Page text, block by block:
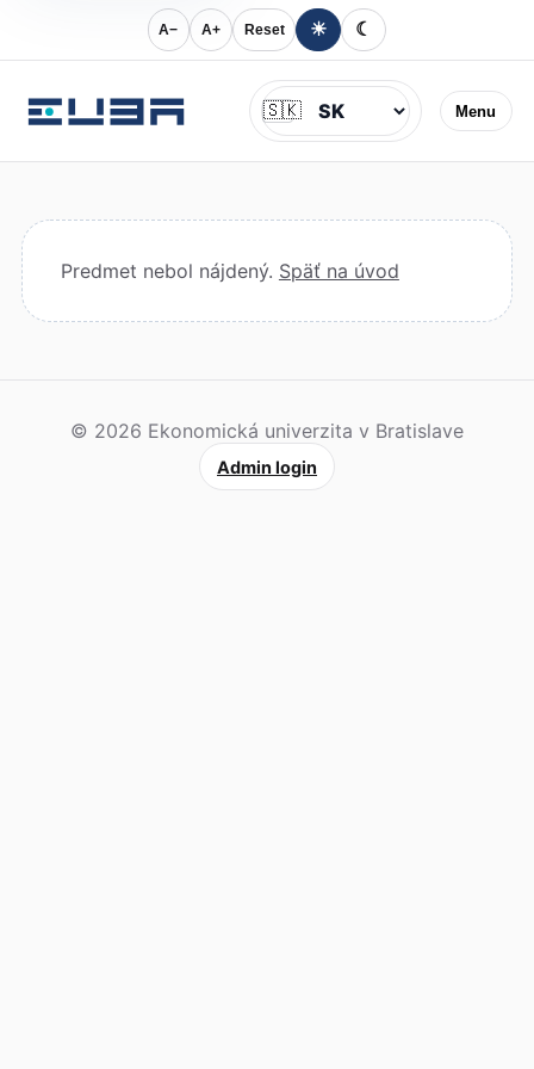
A− A+ Reset ☀ ☾
Menu
Jazyk
🇸🇰
Predmet nebol nájdený. Späť na úvod
© 2026 Ekonomická univerzita v Bratislave
Admin login